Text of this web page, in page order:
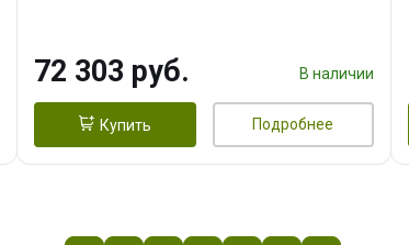
960 ГБ SSD)
72 303 руб. В наличии
Купить Подробнее